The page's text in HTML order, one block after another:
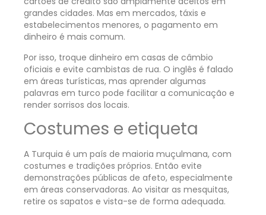
grandes cidades. Mas em mercados, táxis e
estabelecimentos menores, o pagamento em
dinheiro é mais comum.
Por isso, troque dinheiro em casas de câmbio
oficiais e evite cambistas de rua. O inglês é falado
em áreas turísticas, mas aprender algumas
palavras em turco pode facilitar a comunicação e
render sorrisos dos locais.
Costumes e etiqueta
A Turquia é um país de maioria muçulmana, com
costumes e tradições próprios. Então evite
demonstrações públicas de afeto, especialmente
em áreas conservadoras. Ao visitar as mesquitas,
retire os sapatos e vista-se de forma adequada.